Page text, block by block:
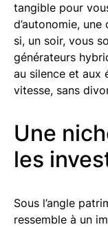
tangible pour
d’autonomie,
si, un soir, vous
générateurs
au silence et aux
vitesse, sans
Une
les
Sous l’angle
ressemble à un